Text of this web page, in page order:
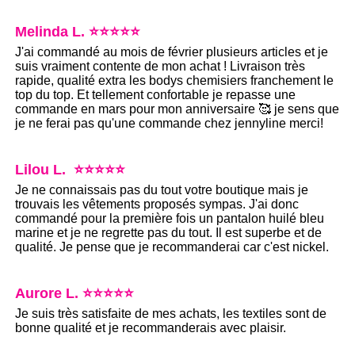
Melinda L. ⭐⭐⭐⭐⭐
J'ai commandé au mois de février plusieurs articles et je
suis vraiment contente de mon achat ! Livraison très
rapide, qualité extra les bodys chemisiers franchement le
top du top. Et tellement confortable je repasse une
commande en mars pour mon anniversaire 🥰 je sens que
je ne ferai pas qu'une commande chez jennyline merci!
Lilou L. ⭐⭐⭐⭐⭐
Je ne connaissais pas du tout votre boutique mais je
trouvais les vêtements proposés sympas. J'ai donc
commandé pour la première fois un pantalon huilé bleu
marine et je ne regrette pas du tout. Il est superbe et de
qualité. Je pense que je recommanderai car c'est nickel.
Aurore L. ⭐⭐⭐⭐⭐
Je suis très satisfaite de mes achats, les textiles sont de
bonne qualité et je recommanderais avec plaisir.